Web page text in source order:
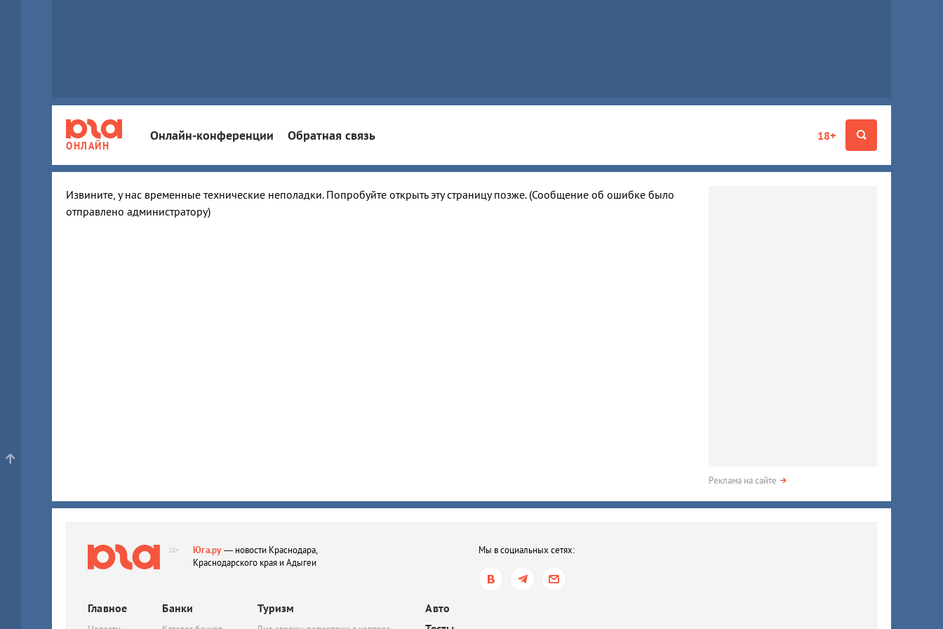
ОНЛАЙН
18+
Онлайн-конференции Обратная связь
Извините, у нас временные технические неполадки. Попробуйте открыть эту страницу позже. (Сообщение об ошибке было
отправлено администратору)
Реклама на сайте
18+ Юга.ру— новости Краснодара,
Краснодарского края и Адыгеи
Мы в социальных сетях:
Главное Банки Туризм
Авто